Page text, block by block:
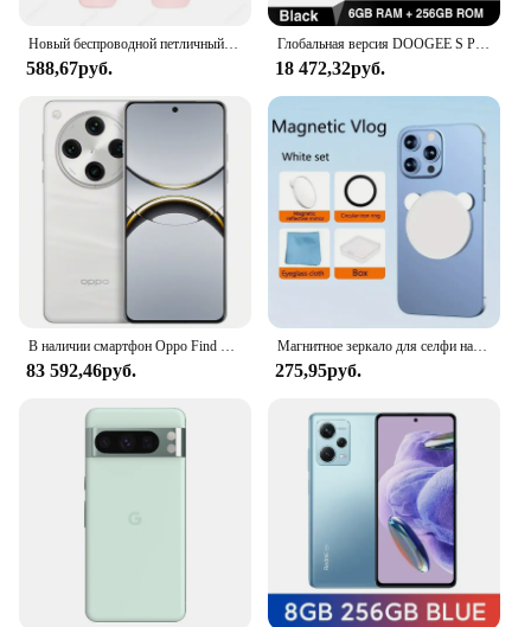
Новый беспроводной петличный микрофон, портативный мини-микрофон для записи аудио и видео для iPhone, Android, ПК, камеры, игрового телефона для прямой трансляции
588,67руб.
Глобальная версия DOOGEE S Punk Прочный телефон 6 ГБ + 256 ГБ 6,58 дюйма 60 Гц 34 мм Большой светодиодный светильник Speake 10800 мАч Android 14 Мобильные телефоны
18 472,32руб.
В наличии смартфон Oppo Find X8 Pro, 80 Вт, суперзарядка, 5970 мАч, аккумулятор 6,78 дюйма, AMOLED, 120 Гц, 50,0 МП, размер 9400, Android, 15,0
83 592,46руб.
Магнитное зеркало для селфи на заднюю панель телефона Magsafe, ручной прибор для стриминга телефона, для iPhone, Huawei, Samsung, Xiaomi
275,95руб.